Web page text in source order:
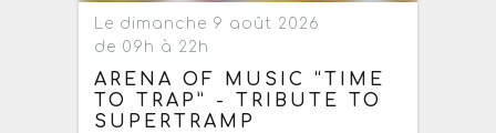
Le dimanche 9 août 2026
de 09h à 22h
ARENA OF MUSIC “TIME
TO TRAP” - TRIBUTE TO
SUPERTRAMP